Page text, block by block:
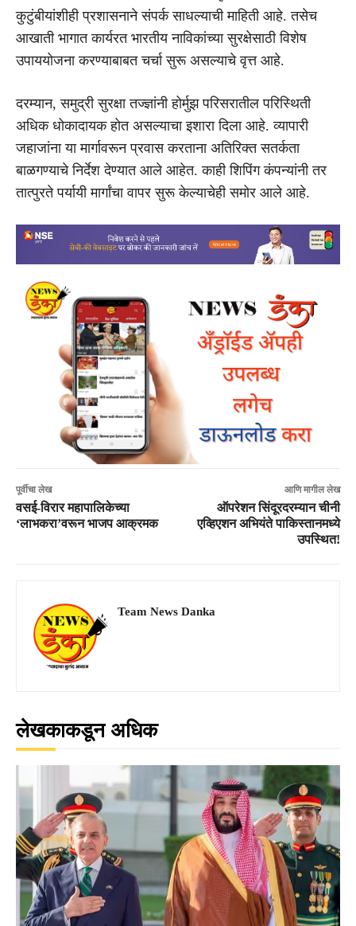
कुटुंबीयांशीही प्रशासनाने संपर्क साधल्याची माहिती आहे. तसेच
आखाती भागात कार्यरत भारतीय नाविकांच्या सुरक्षेसाठी विशेष
उपाययोजना करण्याबाबत चर्चा सुरू असल्याचे वृत्त आहे.
दरम्यान, समुद्री सुरक्षा तज्ज्ञांनी होर्मुझ परिसरातील परिस्थिती
अधिक धोकादायक होत असल्याचा इशारा दिला आहे. व्यापारी
जहाजांना या मार्गावरून प्रवास करताना अतिरिक्त सतर्कता
बाळगण्याचे निर्देश देण्यात आले आहेत. काही शिपिंग कंपन्यांनी तर
तात्पुरते पर्यायी मार्गांचा वापर सुरू केल्याचेही समोर आले आहे.
पूर्वीचा लेख
वसई-विरार महापालिकेच्या
‘लाभकरा’वरून भाजप आक्रमक
आणि मागील लेख
ऑपरेशन सिंदूरदरम्यान चीनी
एव्हिएशन अभियंते पाकिस्तानमध्ये
उपस्थित!
Team News Danka
लेखकाकडून अधिक